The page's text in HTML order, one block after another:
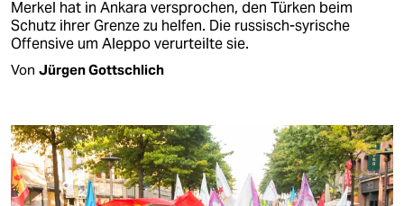
Merkel hat in Ankara versprochen, den Türken beim
Schutz ihrer Grenze zu helfen. Die russisch-syrische
Offensive um Aleppo verurteilte sie.
Von Jürgen Gottschlich